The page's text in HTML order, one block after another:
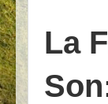
La